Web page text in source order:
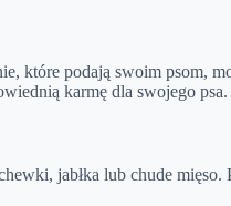
które podają swoim psom,
karmę dla swojego psa.
jabłka lub chude mięso.